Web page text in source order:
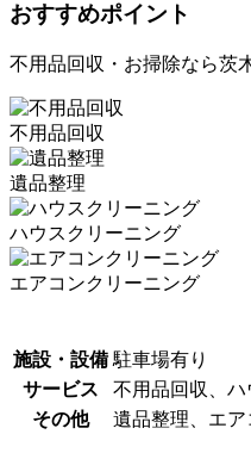
おすすめポイント
不用品回収・お掃除なら茨
不用品回収
遺品整理
ハウスクリーニング
エアコンクリーニング
施設・設備 駐車場有り
サービス
不用品回収、
その他
遺品整理、エ